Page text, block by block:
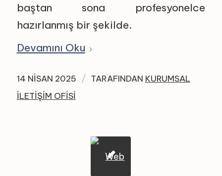
baştan sona profesyonelce
hazırlanmış bir şekilde.
Devamını Oku
14 NISAN 2025 / TARAFINDAN KURUMSAL
İLETIŞIM OFISI